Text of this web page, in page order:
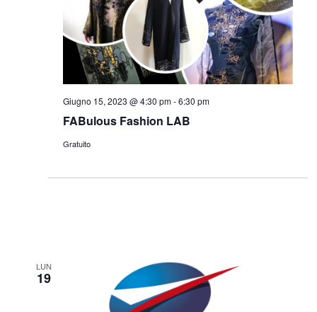
FABulous Fashion LAB
Giugno 15, 2023 @ 4:30 pm-6:30 pm
Gratuito
LUN
19